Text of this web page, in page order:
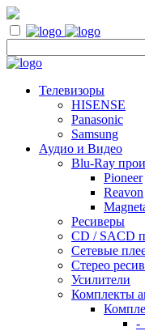
Телевизоры
HISENSE
Panasonic
Samsung
Аудио и Видео
Blu-Ray
Pioneer
Reavon
Ресиверы
CD / SACD
Сетевые
Стерео
Усилители
Комплекты
-